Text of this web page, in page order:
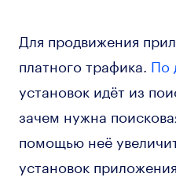
Для продвижения
платного трафика. По
установок идёт из
зачем нужна
помощью неё
установок приложения.